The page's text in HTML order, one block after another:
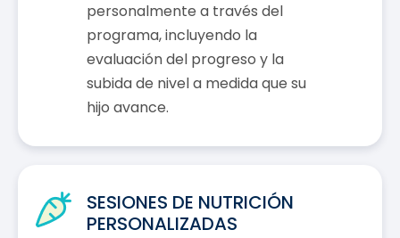
personalmente a través del
programa, incluyendo la
evaluación del progreso y la
subida de nivel a medida que su
hijo avance.
SESIONES DE NUTRICIÓN
PERSONALIZADAS